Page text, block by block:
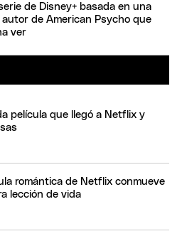
de Disney+ basada en una
autor de American Psycho que
ver
película que llegó a Netflix y
romántica de Netflix conmueve
lección de vida